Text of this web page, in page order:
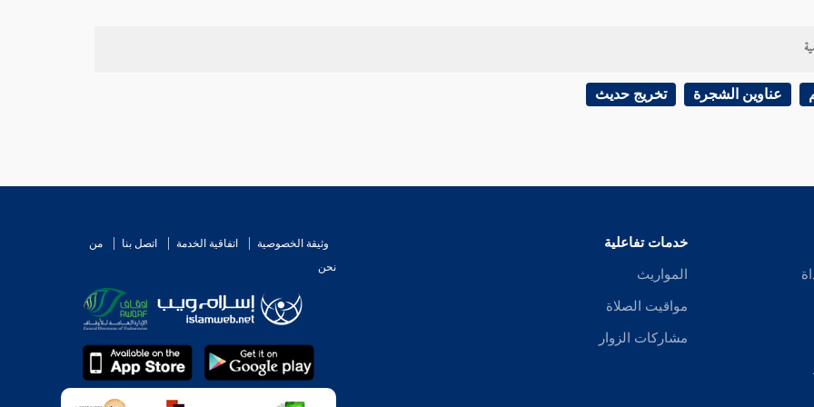
عناوين الشجرة تخريج حديث
خدمات تفاعلية
المواريث
مواقيت الصلاة
مشاركات الزوار
وثيقة الخصوصية اتفاقية الخدمة اتصل بنا
من
نحن